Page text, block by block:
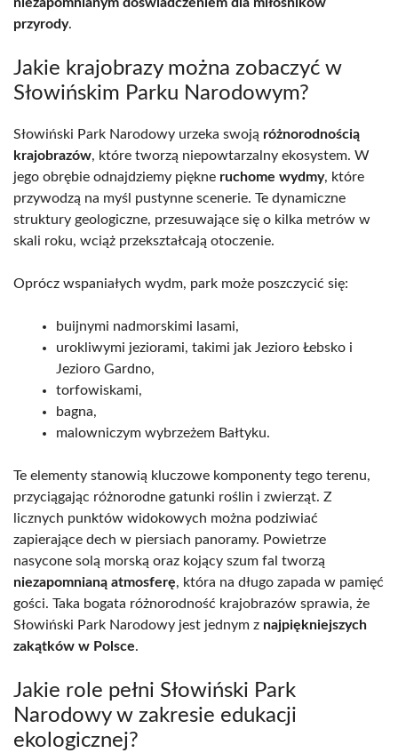
niezapomnianym doświadczeniem dla miłośników
przyrody.
Jakie krajobrazy można zobaczyć w
Słowińskim Parku Narodowym?
Słowiński Park Narodowy urzeka swoją różnorodnością
krajobrazów, które tworzą niepowtarzalny ekosystem. W
jego obrębie odnajdziemy piękne ruchome wydmy, które
przywodzą na myśl pustynne scenerie. Te dynamiczne
struktury geologiczne, przesuwające się o kilka metrów w
skali roku, wciąż przekształcają otoczenie.
Oprócz wspaniałych wydm, park może poszczycić się:
buijnymi nadmorskimi lasami,
urokliwymi jeziorami, takimi jak Jezioro Łebsko i
Jezioro Gardno,
torfowiskami,
bagna,
malowniczym wybrzeżem Bałtyku.
Te elementy stanowią kluczowe komponenty tego terenu,
przyciągając różnorodne gatunki roślin i zwierząt. Z
licznych punktów widokowych można podziwiać
zapierające dech w piersiach panoramy. Powietrze
nasycone solą morską oraz kojący szum fal tworzą
niezapomnianą atmosferę, która na długo zapada w pamięć
gości. Taka bogata różnorodność krajobrazów sprawia, że
Słowiński Park Narodowy jest jednym z najpiękniejszych
zakątków w Polsce.
Jakie role pełni Słowiński Park
Narodowy w zakresie edukacji
ekologicznej?